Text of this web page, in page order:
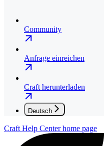
Community
Anfrage einreichen
Craft herunterladen
Deutsch
Craft Help Centerhome page